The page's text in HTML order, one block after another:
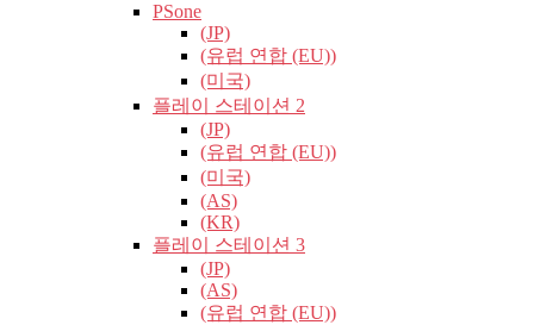
PSone
(JP)
(유럽​​ 연합 (EU))
(미국)
플레이 스테이션 2
(JP)
(유럽​​ 연합 (EU))
(미국)
(AS)
(KR)
플레이 스테이션 3
(JP)
(AS)
(유럽​​ 연합 (EU))